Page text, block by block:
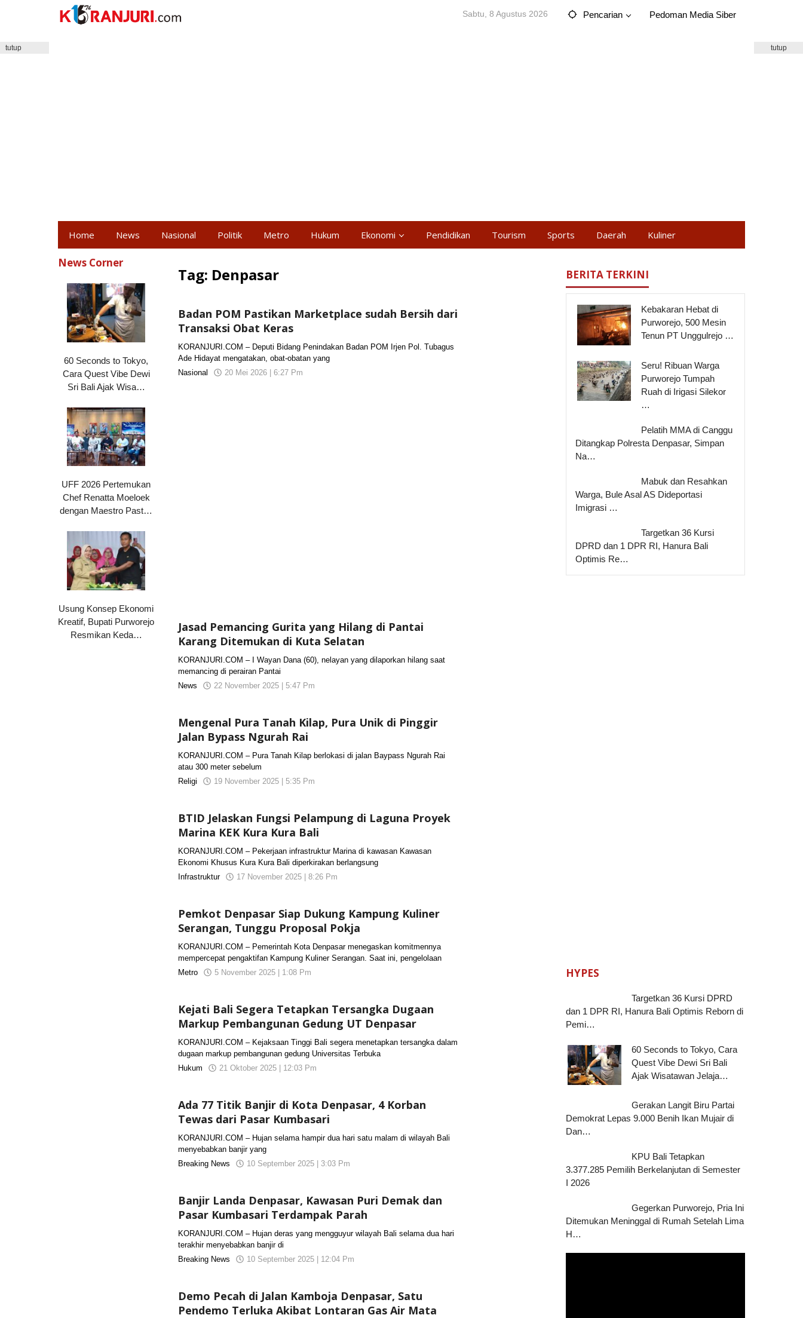
Sabtu, 8 Agustus 2026 Pencarian Pedoman Media Siber
Home News Nasional Politik Metro Hukum Ekonomi Pendidikan Tourism Sports Daerah Kuliner
tutup tutup
News Corner
60 Seconds to Tokyo,
Cara Quest Vibe Dewi
Sri Bali Ajak Wisa…
UFF 2026 Pertemukan
Chef Renatta Moeloek
dengan Maestro Past…
Usung Konsep Ekonomi
Kreatif, Bupati Purworejo
Resmikan Keda…
Tag: Denpasar
Badan POM Pastikan Marketplace sudah Bersih dari
Transaksi Obat Keras
KORANJURI.COM – Deputi Bidang Penindakan Badan POM Irjen Pol. Tubagus
Ade Hidayat mengatakan, obat-obatan yang
Nasional
20 Mei 2026 | 6:27 Pm
Jasad Pemancing Gurita yang Hilang di Pantai
Karang Ditemukan di Kuta Selatan
KORANJURI.COM – I Wayan Dana (60), nelayan yang dilaporkan hilang saat
memancing di perairan Pantai
News
22 November 2025 | 5:47 Pm
Mengenal Pura Tanah Kilap, Pura Unik di Pinggir
Jalan Bypass Ngurah Rai
KORANJURI.COM – Pura Tanah Kilap berlokasi di jalan Baypass Ngurah Rai
atau 300 meter sebelum
Religi
19 November 2025 | 5:35 Pm
BTID Jelaskan Fungsi Pelampung di Laguna Proyek
Marina KEK Kura Kura Bali
KORANJURI.COM – Pekerjaan infrastruktur Marina di kawasan Kawasan
Ekonomi Khusus Kura Kura Bali diperkirakan berlangsung
Infrastruktur
17 November 2025 | 8:26 Pm
Pemkot Denpasar Siap Dukung Kampung Kuliner
Serangan, Tunggu Proposal Pokja
KORANJURI.COM – Pemerintah Kota Denpasar menegaskan komitmennya
mempercepat pengaktifan Kampung Kuliner Serangan. Saat ini, pengelolaan
Metro
5 November 2025 | 1:08 Pm
Kejati Bali Segera Tetapkan Tersangka Dugaan
Markup Pembangunan Gedung UT Denpasar
KORANJURI.COM – Kejaksaan Tinggi Bali segera menetapkan tersangka dalam
dugaan markup pembangunan gedung Universitas Terbuka
Hukum
21 Oktober 2025 | 12:03 Pm
Ada 77 Titik Banjir di Kota Denpasar, 4 Korban
Tewas dari Pasar Kumbasari
KORANJURI.COM – Hujan selama hampir dua hari satu malam di wilayah Bali
menyebabkan banjir yang
Breaking News
10 September 2025 | 3:03 Pm
Banjir Landa Denpasar, Kawasan Puri Demak dan
Pasar Kumbasari Terdampak Parah
KORANJURI.COM – Hujan deras yang mengguyur wilayah Bali selama dua hari
terakhir menyebabkan banjir di
Breaking News
10 September 2025 | 12:04 Pm
Demo Pecah di Jalan Kamboja Denpasar, Satu
Pendemo Terluka Akibat Lontaran Gas Air Mata
BERITA TERKINI
Kebakaran Hebat di
Purworejo, 500 Mesin
Tenun PT Unggulrejo …
Seru! Ribuan Warga
Purworejo Tumpah
Ruah di Irigasi Silekor
…
Pelatih MMA di Canggu
Ditangkap Polresta Denpasar, Simpan
Na…
Mabuk dan Resahkan
Warga, Bule Asal AS Dideportasi
Imigrasi …
Targetkan 36 Kursi
DPRD dan 1 DPR RI, Hanura Bali
Optimis Re…
HYPES
Targetkan 36 Kursi DPRD
dan 1 DPR RI, Hanura Bali Optimis Reborn di
Pemi…
60 Seconds to Tokyo, Cara
Quest Vibe Dewi Sri Bali
Ajak Wisatawan Jelaja…
Gerakan Langit Biru Partai
Demokrat Lepas 9.000 Benih Ikan Mujair di
Dan…
KPU Bali Tetapkan
3.377.285 Pemilih Berkelanjutan di Semester
I 2026
Gegerkan Purworejo, Pria Ini
Ditemukan Meninggal di Rumah Setelah Lima
H…